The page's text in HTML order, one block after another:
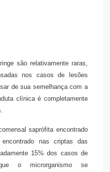
são relativamente raras,
nos casos de lesões
de sua semelhança com a
clínica é completamente
saprófita encontrado
nas criptas das
15% dos casos de
o microrganismo se